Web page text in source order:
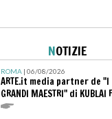
NOTIZIE
ROMA| 06/08/2026
ARTE.it media partner de "I
GRANDI MAESTRI" di KUBLAI